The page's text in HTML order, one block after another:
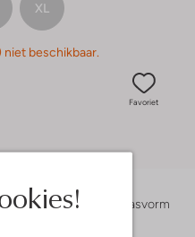
XL
beschikbaar.
Favoriet
draagt maat S.
De pasvorm